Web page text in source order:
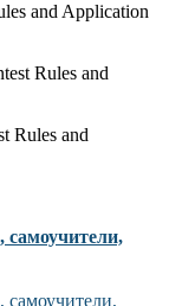
and Application
Rules and
Rules and
самоучители,